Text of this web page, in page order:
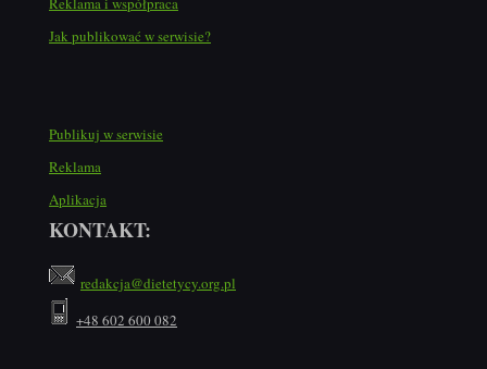
Jak publikować w serwisie?
Publikuj w serwisie
Reklama
Aplikacja
KONTAKT:
redakcja@dietetycy.org.pl
+48 602 600 082